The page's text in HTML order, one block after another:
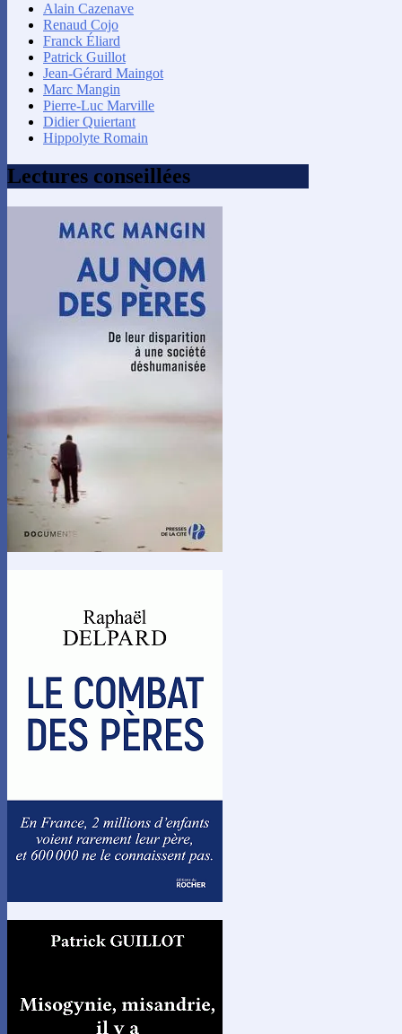
Alain Cazenave
Renaud Cojo
Franck Éliard
Patrick Guillot
Jean-Gérard Maingot
Marc Mangin
Pierre-Luc Marville
Didier Quiertant
Hippolyte Romain
Lectures conseillées